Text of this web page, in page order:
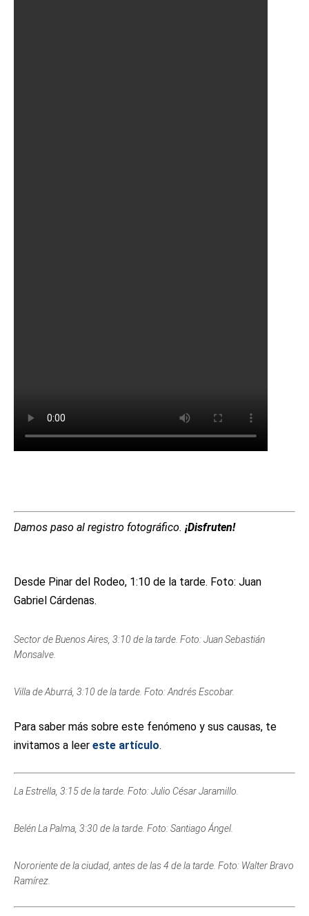
Damos paso al registro fotográfico. ¡Disfruten!
Desde Pinar del Rodeo, 1:10 de la tarde. Foto: Juan
Gabriel Cárdenas.
Sector de Buenos Aires, 3:10 de la tarde. Foto: Juan Sebastián
Monsalve.
Villa de Aburrá, 3:10 de la tarde. Foto: Andrés Escobar.
Para saber más sobre este fenómeno y sus causas, te
invitamos a leer este artículo.
La Estrella, 3:15 de la tarde. Foto: Julio César Jaramillo.
Belén La Palma, 3:30 de la tarde. Foto: Santiago Ángel.
Nororiente de la ciudad, antes de las 4 de la tarde. Foto: Walter Bravo
Ramírez.